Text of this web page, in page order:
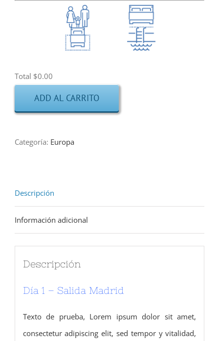
Total $0.00
ADD AL CARRITO
Categoría: Europa
Descripción
Información adicional
Descripción
Día 1 – Salida Madrid
Texto de prueba, Lorem ipsum dolor sit amet,
consectetur adipiscing elit, sed tempor y vitalidad,